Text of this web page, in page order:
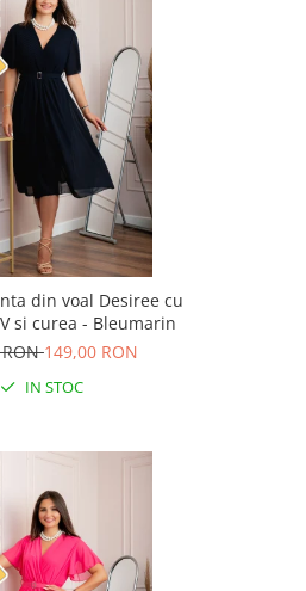
din voal Desiree cu
si curea - Bleumarin
RON149,00 RON
IN STOC